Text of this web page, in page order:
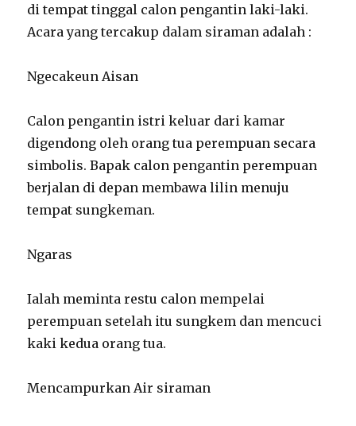
di tempat tinggal calon pengantin laki-laki.
Acara yang tercakup dalam siraman adalah :
Ngecakeun Aisan
Calon pengantin istri keluar dari kamar
digendong oleh orang tua perempuan secara
simbolis. Bapak calon pengantin perempuan
berjalan di depan membawa lilin menuju
tempat sungkeman.
Ngaras
Ialah meminta restu calon mempelai
perempuan setelah itu sungkem dan mencuci
kaki kedua orang tua.
Mencampurkan Air siraman